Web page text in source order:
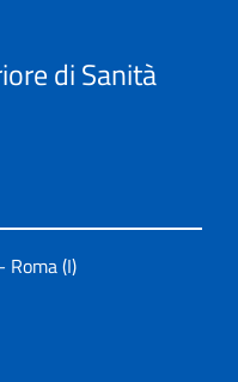
di Sanità
Roma (I)